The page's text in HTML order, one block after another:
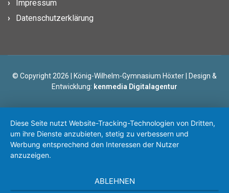
Impressum
Datenschutzerklärung
© Copyright 2026 | König-Wilhelm-Gymnasium Höxter | Design &
Entwicklung: kenmedia Digitalagentur
Diese Seite nutzt Website-Tracking-Technologien von Dritten,
um ihre Dienste anzubieten, stetig zu verbessern und
Werbung entsprechend den Interessen der Nutzer
anzuzeigen.
ABLEHNEN